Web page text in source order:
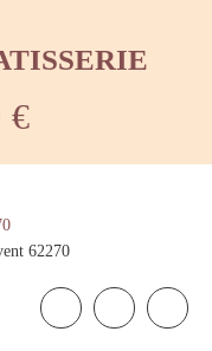
€
62270